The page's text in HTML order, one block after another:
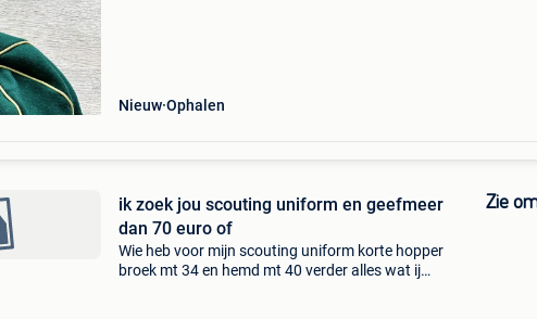
Nieuw Ophalen
ik zoek jou scouting uniform en geefmeer
dan 70 euro of
Wie heb voor mijn scouting uniform korte hopper
broek mt 34 en hemd mt 40 verder alles wat ij
Zie